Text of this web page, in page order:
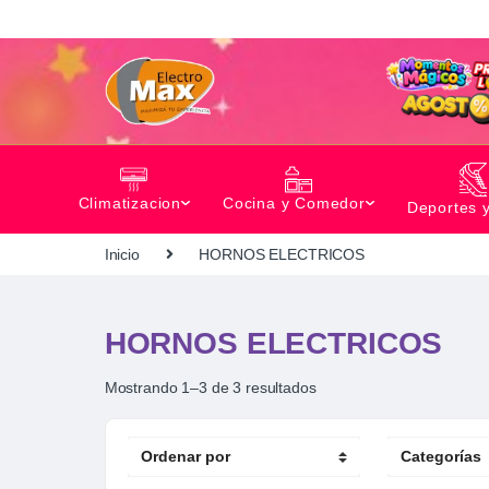
Climatizacion
Cocina y Comedor Deportes
Inicio HORNOS ELECTRICOS
HORNOS ELECTRICOS
Mostrando 1–3 de 3 resultados